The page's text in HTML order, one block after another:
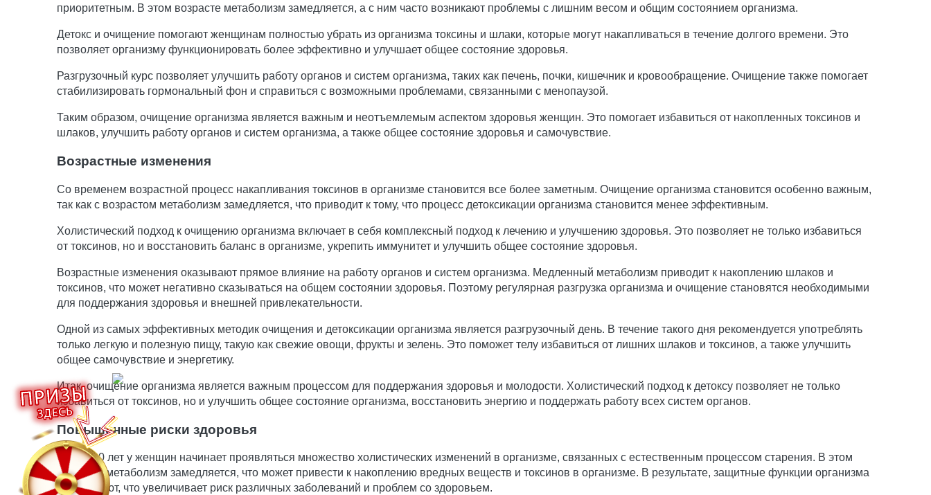
приоритетным. В этом возрасте метаболизм замедляется, а с ним часто возникают проблемы с лишним весом и общим состоянием организма.
Детокс и очищение помогают женщинам полностью убрать из организма токсины и шлаки, которые могут накапливаться в течение долгого времени. Это
позволяет организму функционировать более эффективно и улучшает общее состояние здоровья.
Разгрузочный курс позволяет улучшить работу органов и систем организма, таких как печень, почки, кишечник и кровообращение. Очищение также помогает
стабилизировать гормональный фон и справиться с возможными проблемами, связанными с менопаузой.
Таким образом, очищение организма является важным и неотъемлемым аспектом здоровья женщин. Это помогает избавиться от накопленных токсинов и
шлаков, улучшить работу органов и систем организма, а также общее состояние здоровья и самочувствие.
Возрастные изменения
Со временем возрастной процесс накапливания токсинов в организме становится все более заметным. Очищение организма становится особенно важным,
так как с возрастом метаболизм замедляется, что приводит к тому, что процесс детоксикации организма становится менее эффективным.
Холистический подход к очищению организма включает в себя комплексный подход к лечению и улучшению здоровья. Это позволяет не только избавиться
от токсинов, но и восстановить баланс в организме, укрепить иммунитет и улучшить общее состояние здоровья.
Возрастные изменения оказывают прямое влияние на работу органов и систем организма. Медленный метаболизм приводит к накоплению шлаков и
токсинов, что может негативно сказываться на общем состоянии здоровья. Поэтому регулярная разгрузка организма и очищение становятся необходимыми
для поддержания здоровья и внешней привлекательности.
Одной из самых эффективных методик очищения и детоксикации организма является разгрузочный день. В течение такого дня рекомендуется употреблять
только легкую и полезную пищу, такую как свежие овощи, фрукты и зелень. Это поможет телу избавиться от лишних шлаков и токсинов, а также улучшить
общее самочувствие и энергетику.
Итак, очищение организма является важным процессом для поддержания здоровья и молодости. Холистический подход к детоксу позволяет не только
избавиться от токсинов, но и улучшить общее состояние организма, восстановить энергию и поддержать работу всех систем органов.
Повышенные риски здоровья
После 40 лет у женщин начинает проявляться множество холистических изменений в организме, связанных с естественным процессом старения. В этом
возрасте метаболизм замедляется, что может привести к накоплению вредных веществ и токсинов в организме. В результате, защитные функции организма
ослабевают, что увеличивает риск различных заболеваний и проблем со здоровьем.